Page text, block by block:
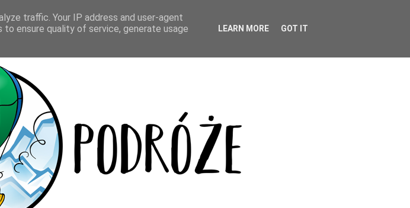
WIELOPAKI
traffic. Your IP address and user-agent
ensure quality of service, generate usage
LEARN MORE GOT IT